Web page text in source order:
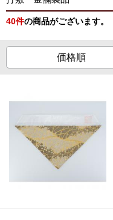
40件の商品がございます。
価格順